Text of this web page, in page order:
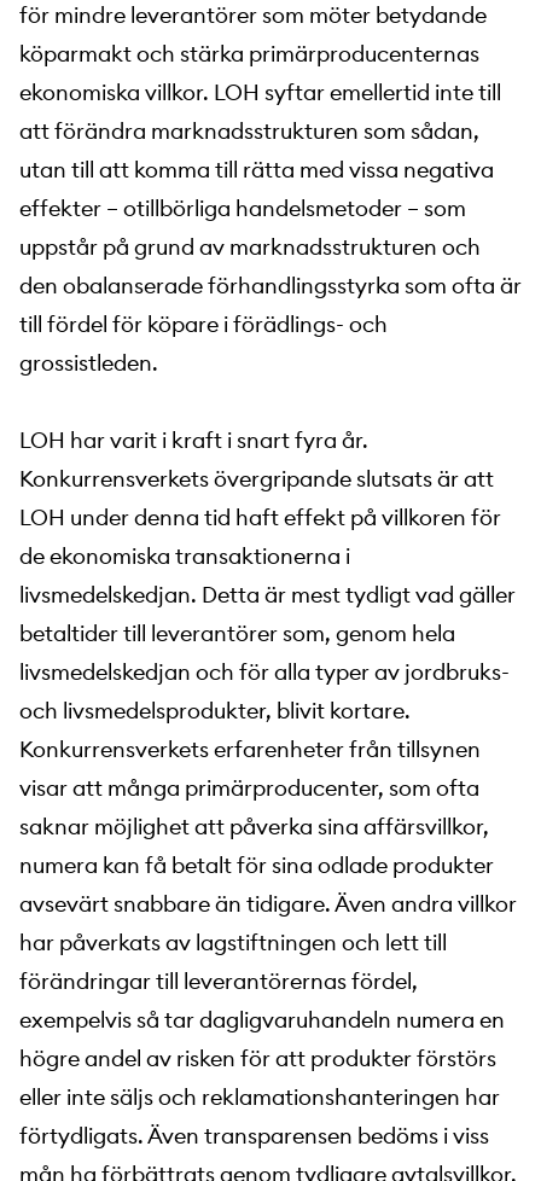
för mindre leverantörer som möter betydande
köparmakt och stärka primärproducenternas
ekonomiska villkor. LOH syftar emellertid inte till
att förändra marknadsstrukturen som sådan,
utan till att komma till rätta med vissa negativa
effekter – otillbörliga handelsmetoder – som
uppstår på grund av marknadsstrukturen och
den obalanserade förhandlingsstyrka som ofta är
till fördel för köpare i förädlings- och
grossistleden.
LOH har varit i kraft i snart fyra år.
Konkurrensverkets övergripande slutsats är att
LOH under denna tid haft effekt på villkoren för
de ekonomiska transaktionerna i
livsmedelskedjan. Detta är mest tydligt vad gäller
betaltider till leverantörer som, genom hela
livsmedelskedjan och för alla typer av jordbruks-
och livsmedelsprodukter, blivit kortare.
Konkurrensverkets erfarenheter från tillsynen
visar att många primärproducenter, som ofta
saknar möjlighet att påverka sina affärsvillkor,
numera kan få betalt för sina odlade produkter
avsevärt snabbare än tidigare. Även andra villkor
har påverkats av lagstiftningen och lett till
förändringar till leverantörernas fördel,
exempelvis så tar dagligvaruhandeln numera en
högre andel av risken för att produkter förstörs
eller inte säljs och reklamationshanteringen har
förtydligats. Även transparensen bedöms i viss
mån ha förbättrats genom tydligare avtalsvillkor.